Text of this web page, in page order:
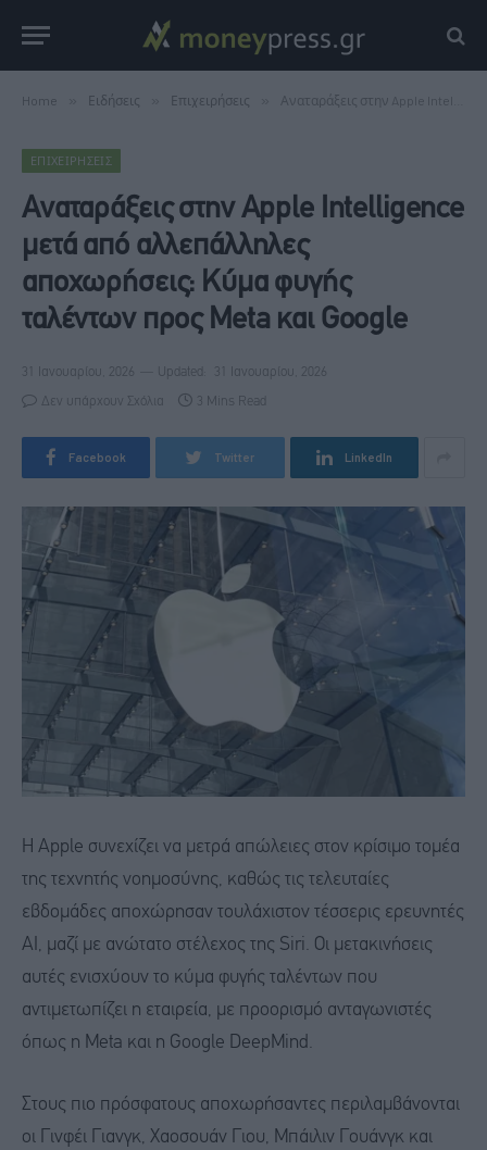
Home Ειδήσεις Επιχειρήσεις Αναταράξεις στην Apple Intelligence μετά από αλλεπάλληλες αποχωρήσεις: Κύμα φυγής ταλέντων προς Meta και Google
ΕΠΙΧΕΙΡΉΣΕΙΣ
Αναταράξεις στην Apple Intelligence
μετά από αλλεπάλληλες
αποχωρήσεις: Κύμα φυγής
ταλέντων προς Meta και Google
31 Ιανουαρίου, 2026 Updated: 31 Ιανουαρίου, 2026
Δεν υπάρχουν Σχόλια 3 Mins Read
Facebook Twitter LinkedIn
Η Apple συνεχίζει να μετρά απώλειες στον κρίσιμο τομέα
της τεχνητής νοημοσύνης, καθώς τις τελευταίες
εβδομάδες αποχώρησαν τουλάχιστον τέσσερις ερευνητές
AI, μαζί με ανώτατο στέλεχος της Siri. Οι μετακινήσεις
αυτές ενισχύουν το κύμα φυγής ταλέντων που
αντιμετωπίζει η εταιρεία, με προορισμό ανταγωνιστές
όπως η Meta και η Google DeepMind.
Στους πιο πρόσφατους αποχωρήσαντες περιλαμβάνονται
οι Γινφέι Γιανγκ, Χαοσουάν Γιου, Μπάιλιν Γουάνγκ και